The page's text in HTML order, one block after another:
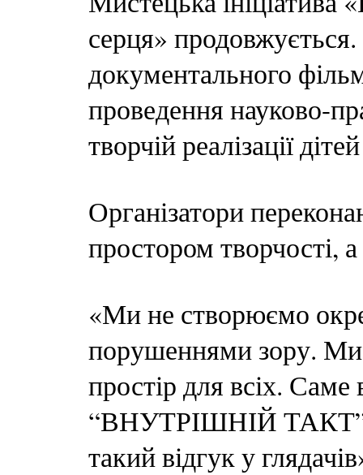
серця»
документального
проведення науково-
творчій реалізації
Організатори
простором творчості,
«Ми не створюємо
порушеннями зору. Ми
простір для всіх.
“ВНУТРІШНІЙ ТАКТ”.
такий відгук у